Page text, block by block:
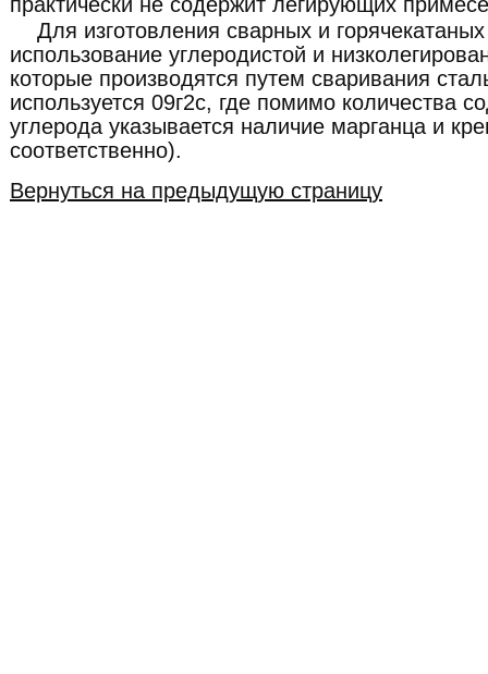
Для изготовления сварных и
использование углеродистой и
которые производятся путем сваривания
используется 09г2с, где помимо количества
углерода указывается наличие марганца и
соответственно).
Вернуться на предыдущую страницу